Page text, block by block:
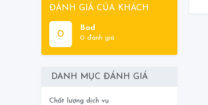
ĐÁNH GIÁ CỦA KHÁCH
0
Bad
0 đánh giá
DANH MỤC ĐÁNH GIÁ
Chất lượng dịch vụ